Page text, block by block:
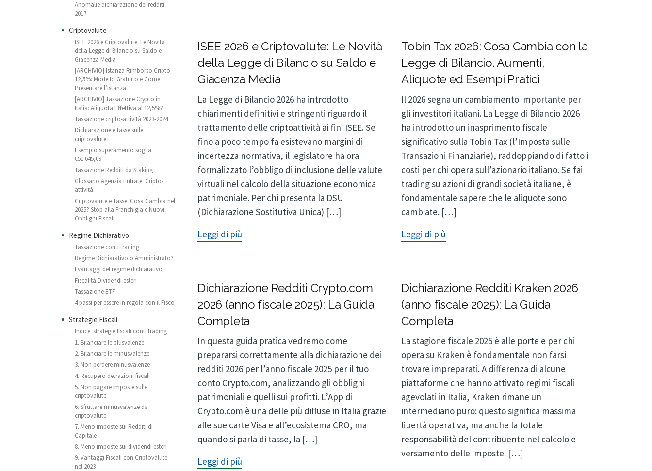
ISEE 2026 e Criptovalute: Le Novità
della Legge di Bilancio su Saldo e
Giacenza Media
La Legge di Bilancio 2026 ha introdotto
chiarimenti definitivi e stringenti riguardo il
trattamento delle criptoattività ai fini ISEE. Se
fino a poco tempo fa esistevano margini di
incertezza normativa, il legislatore ha ora
formalizzato l’obbligo di inclusione delle valute
virtuali nel calcolo della situazione economica
patrimoniale. Per chi presenta la DSU
(Dichiarazione Sostitutiva Unica) […]
Leggi di più
Tobin Tax 2026: Cosa Cambia con la
Legge di Bilancio. Aumenti,
Aliquote ed Esempi Pratici
Il 2026 segna un cambiamento importante per
gli investitori italiani. La Legge di Bilancio 2026
ha introdotto un inasprimento fiscale
significativo sulla Tobin Tax (l’Imposta sulle
Transazioni Finanziarie), raddoppiando di fatto i
costi per chi opera sull’azionario italiano. Se fai
trading su azioni di grandi società italiane, è
fondamentale sapere che le aliquote sono
cambiate. […]
Leggi di più
Dichiarazione Redditi Crypto.com
2026 (anno fiscale 2025): La Guida
Completa
In questa guida pratica vedremo come
prepararsi correttamente alla dichiarazione dei
redditi 2026 per l’anno fiscale 2025 per il tuo
conto Crypto.com, analizzando gli obblighi
patrimoniali e quelli sui profitti. L’App di
Crypto.com è una delle più diffuse in Italia grazie
alle sue carte Visa e all’ecosistema CRO, ma
quando si parla di tasse, la […]
Leggi di più
Dichiarazione Redditi Kraken 2026
(anno fiscale 2025): La Guida
Completa
La stagione fiscale 2025 è alle porte e per chi
opera su Kraken è fondamentale non farsi
trovare impreparati. A differenza di alcune
piattaforme che hanno attivato regimi fiscali
agevolati in Italia, Kraken rimane un
intermediario puro: questo significa massima
libertà operativa, ma anche la totale
responsabilità del contribuente nel calcolo e
versamento delle imposte. […]
Anomalie dichiarazione dei redditi
2017
Criptovalute
ISEE 2026 e Criptovalute: Le Novità
della Legge di Bilancio su Saldo e
Giacenza Media
[ARCHIVIO] Istanza Rimborso Cripto
12,5%: Modello Gratuito e Come
Presentare l’Istanza
[ARCHIVIO] Tassazione Crypto in
Italia: Aliquota Effettiva al 12,5%?
Tassazione cripto-attività 2023-2024
Dichiarazione e tasse sulle
criptovalute
Esempio superamento soglia
€51.645,69
Tassazione Redditi da Staking
Glossario Agenzia Entrate: Cripto-
attività
Criptovalute e Tasse: Cosa Cambia nel
2025? Stop alla Franchigia e Nuovi
Obblighi Fiscali
Regime Dichiarativo
Tassazione conti trading
Regime Dichiarativo o Amministrato?
I vantaggi del regime dichiarativo
Fiscalità Dividendi esteri
Tassazione ETF
4 passi per essere in regola con il Fisco
Strategie Fiscali
Indice: strategie fiscali conti trading
1. Bilanciare le plusvalenze
2. Bilanciare le minusvalenze
3. Non perdere minusvalenze
4. Recupero detrazioni fiscali
5. Non pagare imposte sulle
criptovalute
6. Sfruttare minusvalenze da
criptovalute
7. Meno imposte sui Redditi di
Capitale
8. Meno imposte sui dividendi esteri
9. Vantaggi Fiscali con Criptovalute
nel 2023